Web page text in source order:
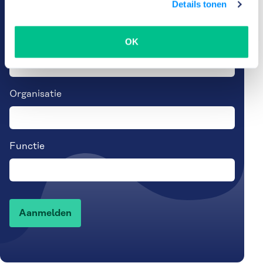
Details tonen
OK
Organisatie
Functie